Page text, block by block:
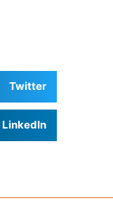
Twitter
LinkedIn